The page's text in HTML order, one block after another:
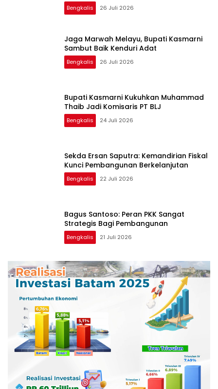
Bengkalis 26 Juli 2026
Jaga Marwah Melayu, Bupati Kasmarni
Sambut Baik Kenduri Adat
Bengkalis 26 Juli 2026
Bupati Kasmarni Kukuhkan Muhammad
Thaib Jadi Komisaris PT BLJ
Bengkalis 24 Juli 2026
Sekda Ersan Saputra: Kemandirian Fiskal
Kunci Pembangunan Berkelanjutan
Bengkalis 22 Juli 2026
Bagus Santoso: Peran PKK Sangat
Strategis Bagi Pembangunan
Bengkalis 21 Juli 2026